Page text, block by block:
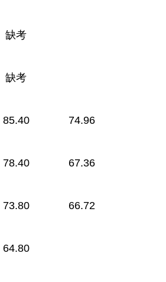
缺考
缺考
85.40 74.96
78.40 67.36
73.80 66.72
64.80